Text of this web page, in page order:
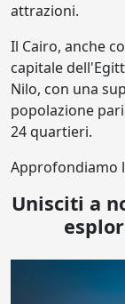
attrazioni.
Il Cairo, anche
capitale
Nilo, con una
popolazione
24 quartieri.
Approfondiamo
Unisciti a